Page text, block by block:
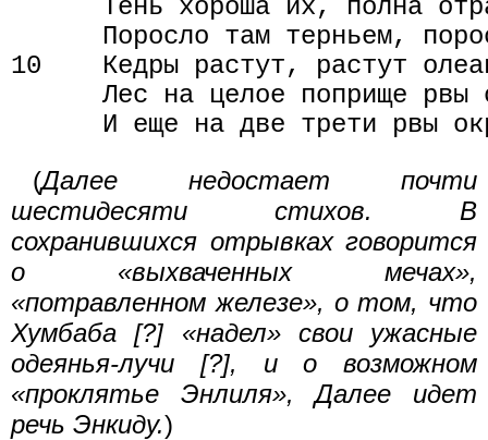
Тень хороша их, полна
Поросло там терньем,
10    Кедры растут, растут
Лес на целое поприще рвы
(Далее недостает почти
шестидесяти стихов. В
сохранившихся отрывках говорится
о «выхваченных мечах»,
«потравленном железе», о том, что
Хумбаба [?] «надел» свои ужасные
одеянья-лучи [?], и о возможном
«проклятье Энлиля», Далее идет
речь Энкиду.)